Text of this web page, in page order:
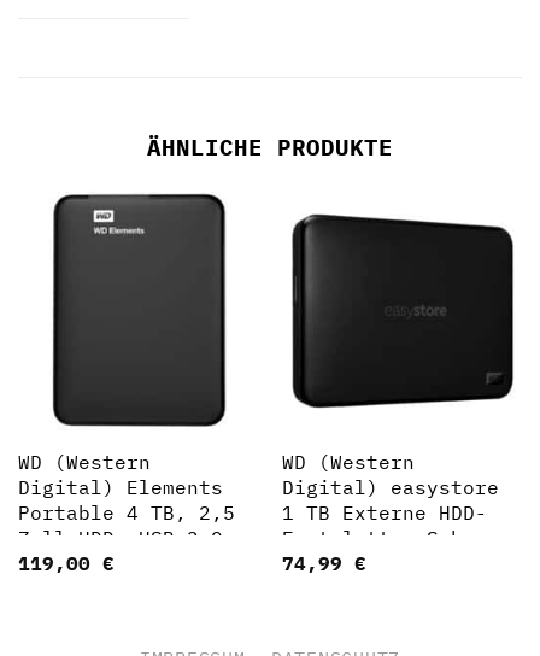
ÄHNLICHE PRODUKTE
WD (Western
Digital) Elements
Portable 4 TB, 2,5
Zoll HDD, USB 3.0,
Schwarz (00184860)
119,00 €
WD (Western
Digital) easystore
1 TB Externe HDD-
Festplatte, Schwarz
74,99 €